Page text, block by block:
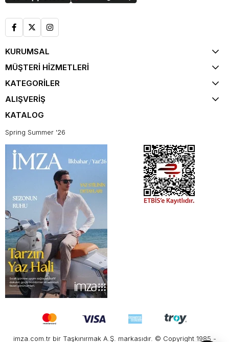
KURUMSAL
MÜŞTERİ HİZMETLERİ
KATEGORİLER
ALIŞVERİŞ
KATALOG
Spring Summer '26
imza.com.tr bir Taşkınırmak A.Ş. markasıdır. © Copyright 1985 -